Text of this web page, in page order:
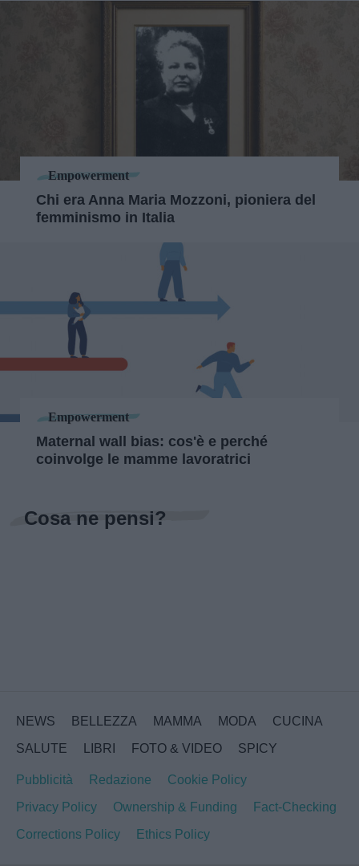
Empowerment
Chi era Anna Maria Mozzoni, pioniera del
femminismo in Italia
Empowerment
Maternal wall bias: cos'è e perché
coinvolge le mamme lavoratrici
Cosa ne pensi?
NEWS BELLEZZA MAMMA MODA
CUCINA
SALUTE
LIBRI FOTO & VIDEO SPICY
Pubblicità Redazione
Cookie Policy
Privacy Policy
Ownership & Funding
Fact-Checking
Corrections Policy
Ethics Policy